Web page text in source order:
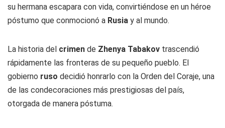
su hermana escapara con vida, convirtiéndose en un héroe
póstumo que conmocionó a Rusia y al mundo.
La historia del crimen de Zhenya Tabakov trascendió
rápidamente las fronteras de su pequeño pueblo. El
gobierno ruso decidió honrarlo con la Orden del Coraje, una
de las condecoraciones más prestigiosas del país,
otorgada de manera póstuma.